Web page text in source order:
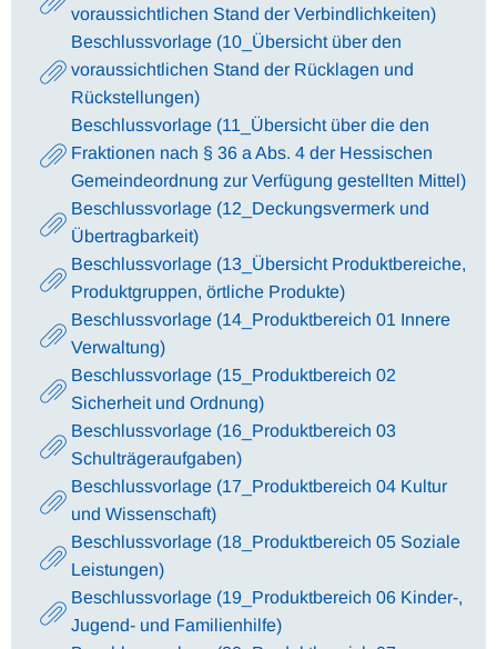
voraussichtlichen Stand der Verbindlichkeiten)
Beschlussvorlage (10_Übersicht über den
voraussichtlichen Stand der Rücklagen und
Rückstellungen)
Beschlussvorlage (11_Übersicht über die den
Fraktionen nach § 36 a Abs. 4 der Hessischen
Gemeindeordnung zur Verfügung gestellten Mittel)
Beschlussvorlage (12_Deckungsvermerk und
Übertragbarkeit)
Beschlussvorlage (13_Übersicht Produktbereiche,
Produktgruppen, örtliche Produkte)
Beschlussvorlage (14_Produktbereich 01 Innere
Verwaltung)
Beschlussvorlage (15_Produktbereich 02
Sicherheit und Ordnung)
Beschlussvorlage (16_Produktbereich 03
Schulträgeraufgaben)
Beschlussvorlage (17_Produktbereich 04 Kultur
und Wissenschaft)
Beschlussvorlage (18_Produktbereich 05 Soziale
Leistungen)
Beschlussvorlage (19_Produktbereich 06 Kinder-,
Jugend- und Familienhilfe)